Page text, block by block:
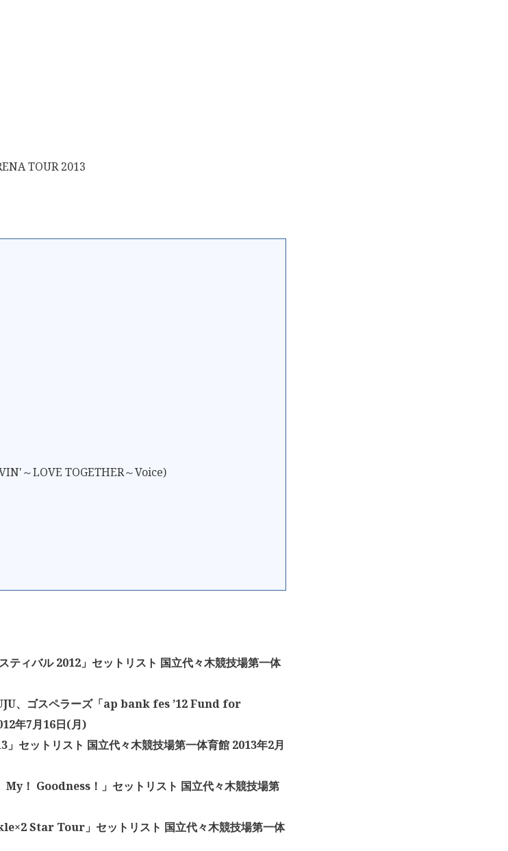
TOUR 2013
～LOVE TOGETHER～Voice)
ティバル 2012」セットリスト 国立代々木競技場第一体
、ゴスペラーズ「ap bank fes ’12 Fund for
年7月16日(月)
セットリスト 国立代々木競技場第一体育館 2013年2月
！ Goodness！」セットリスト 国立代々木競技場第
Star Tour」セットリスト 国立代々木競技場第一体